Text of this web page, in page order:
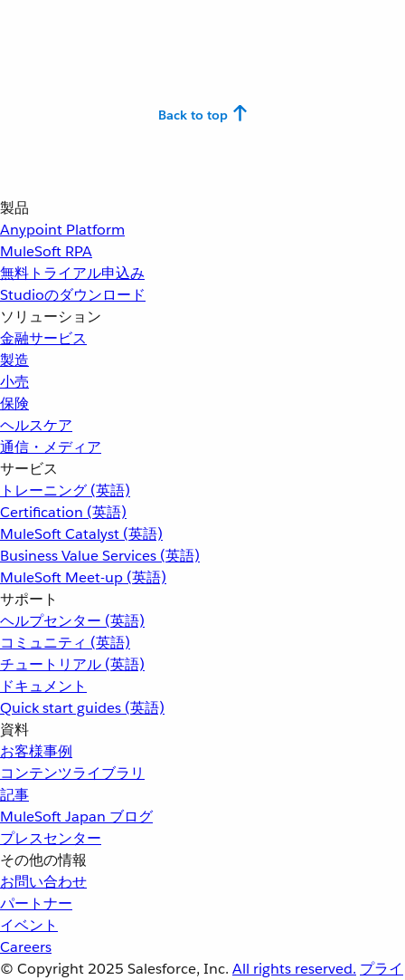
Back to top
製品
Anypoint Platform
MuleSoft RPA
無料トライアル申込み
Studioのダウンロード
ソリューション
金融サービス
製造
小売
保険
ヘルスケア
通信・メディア
サービス
トレーニング (英語)
Certification (英語)
MuleSoft Catalyst (英語)
Business Value Services (英語)
MuleSoft Meet-up (英語)
サポート
ヘルプセンター (英語)
コミュニティ (英語)
チュートリアル (英語)
ドキュメント
Quick start guides (英語)
資料
お客様事例
コンテンツライブラリ
記事
MuleSoft Japan ブログ
プレスセンター
その他の情報
お問い合わせ
パートナー
イベント
Careers
© Copyright 2025 Salesforce, Inc. All rights reserved. プライ